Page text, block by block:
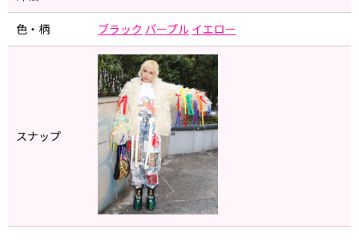
色・柄 ブラック パープル イエロー
スナップ